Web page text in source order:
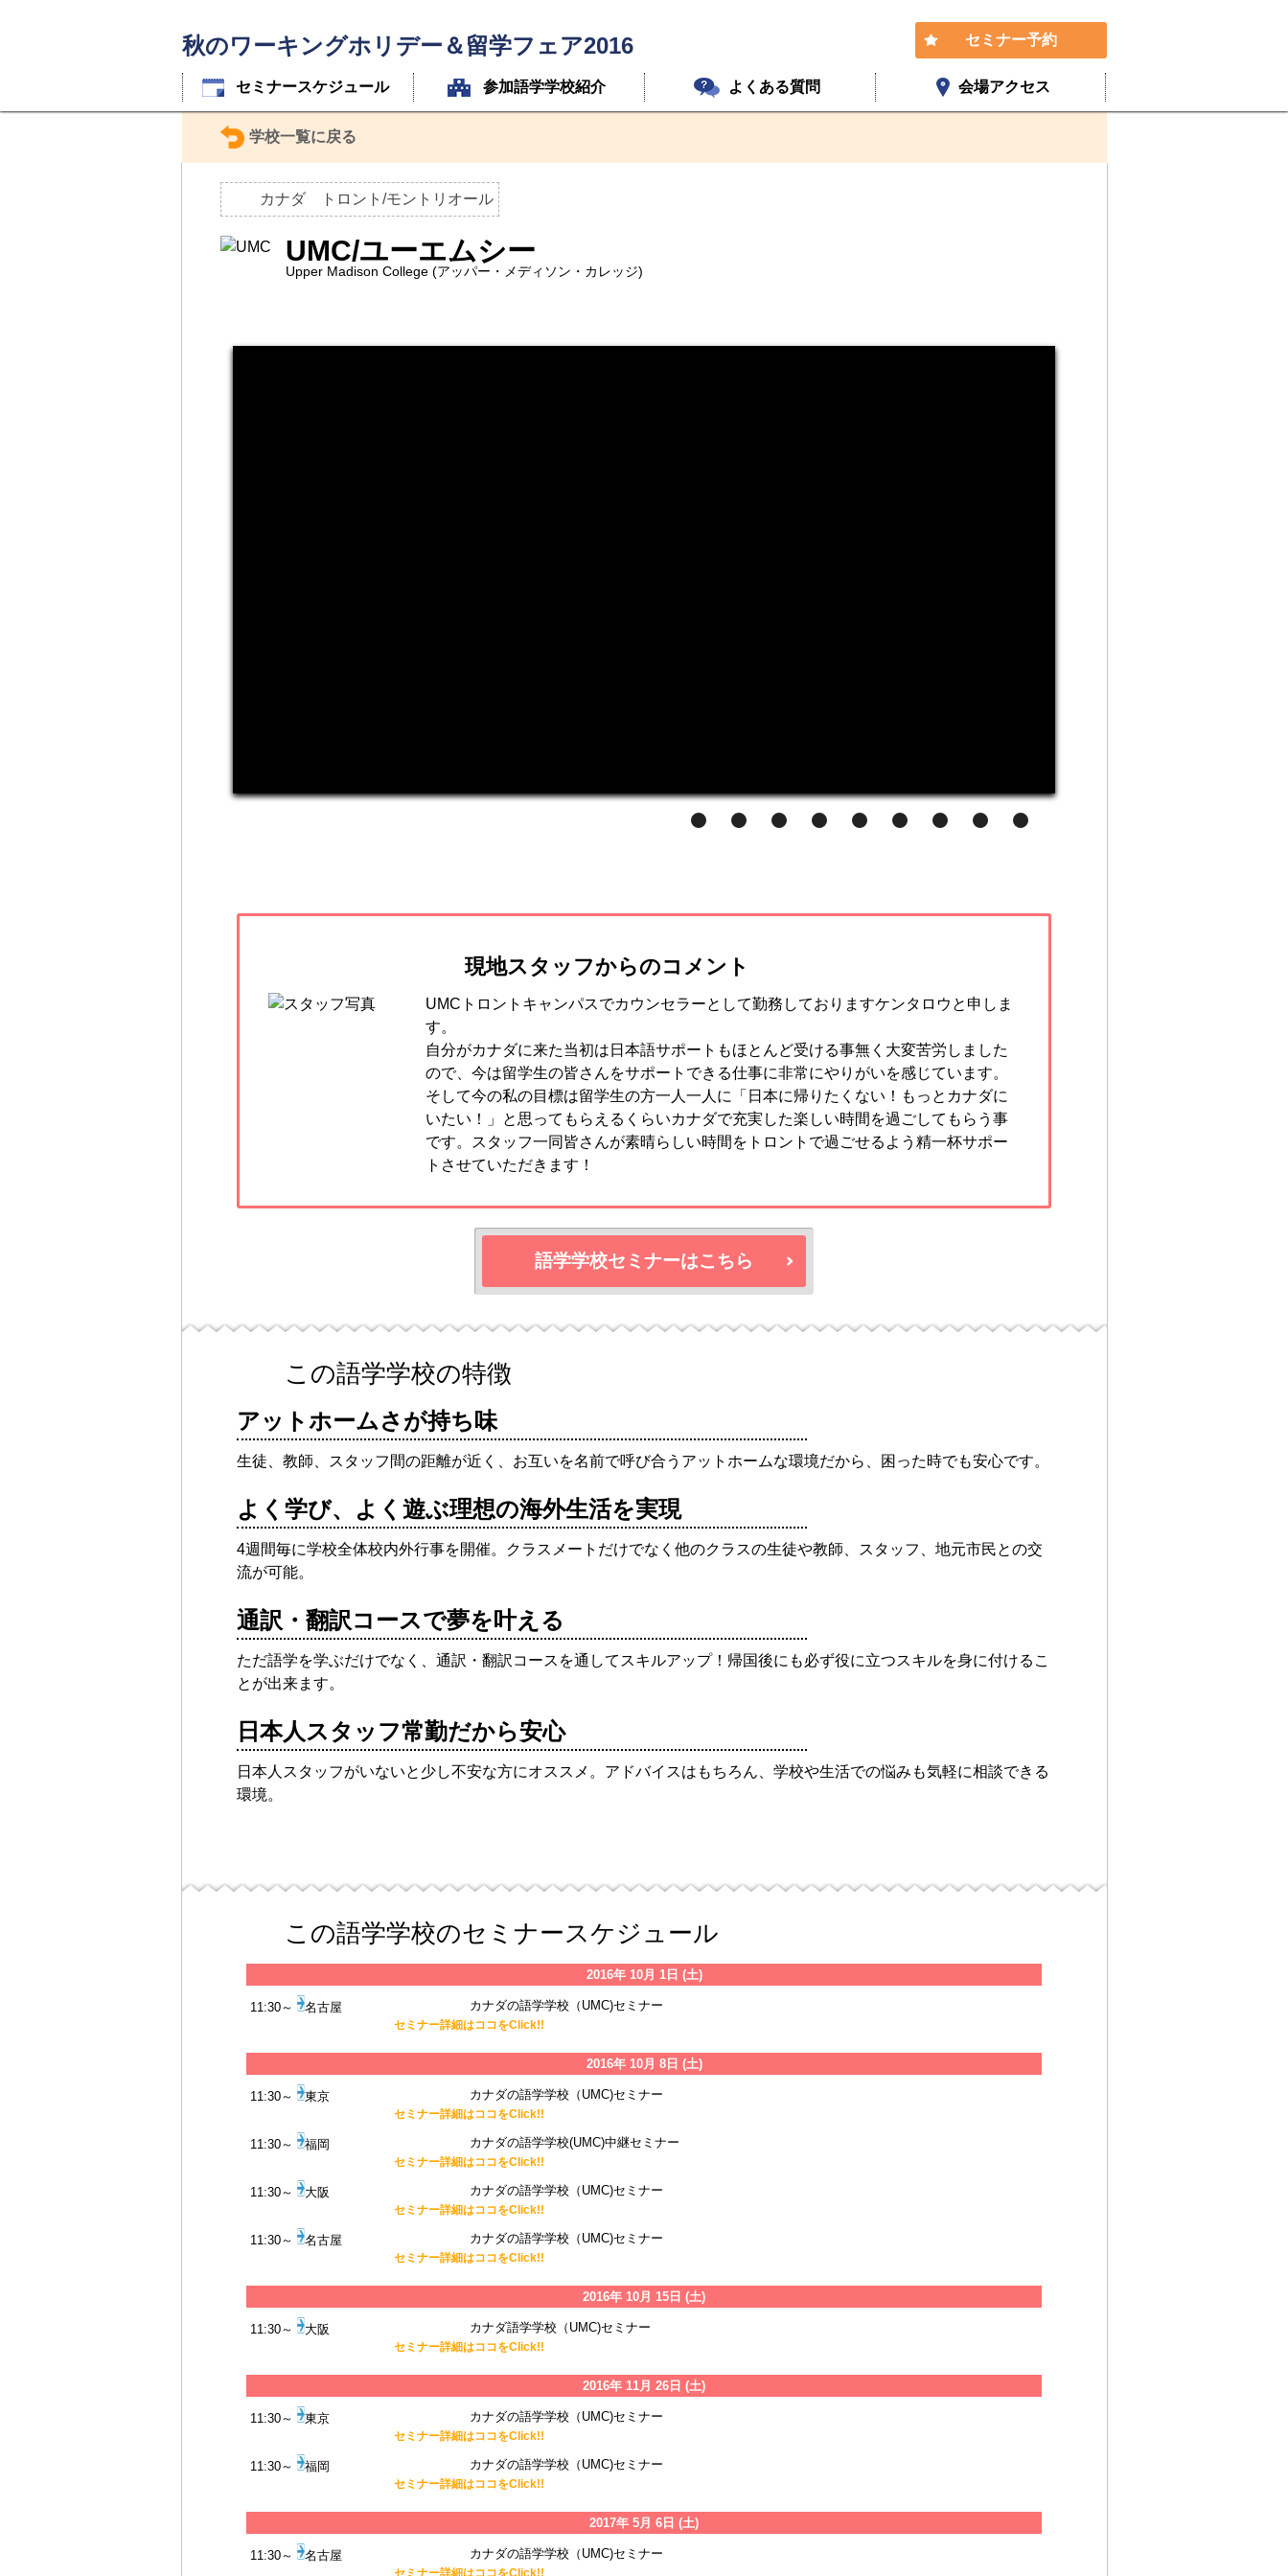
秋のワーキングホリデー＆留学フェア2016 セミナー予約
セミナースケジュール 参加語学学校紹介 よくある質問 会場アクセス
学校一覧に戻る
カナダ トロント/モントリオール
UMC/ユーエムシー
Upper Madison College (アッパー・メディソン・カレッジ)
現地スタッフからのコメント
UMCトロントキャンパスでカウンセラーとして勤務しておりますケンタロウと申しま
す。
自分がカナダに来た当初は日本語サポートもほとんど受ける事無く大変苦労しました
ので、今は留学生の皆さんをサポートできる仕事に非常にやりがいを感じています。
そして今の私の目標は留学生の方一人一人に「日本に帰りたくない！もっとカナダに
いたい！」と思ってもらえるくらいカナダで充実した楽しい時間を過ごしてもらう事
です。スタッフ一同皆さんが素晴らしい時間をトロントで過ごせるよう精一杯サポー
トさせていただきます！
語学学校セミナーはこちら
この語学学校の特徴
アットホームさが持ち味
生徒、教師、スタッフ間の距離が近く、お互いを名前で呼び合うアットホームな環境だから、困った時でも安心です。
よく学び、よく遊ぶ理想の海外生活を実現
4週間毎に学校全体校内外行事を開催。クラスメートだけでなく他のクラスの生徒や教師、スタッフ、地元市民との交
流が可能。
通訳・翻訳コースで夢を叶える
ただ語学を学ぶだけでなく、通訳・翻訳コースを通してスキルアップ！帰国後にも必ず役に立つスキルを身に付けるこ
とが出来ます。
日本人スタッフ常勤だから安心
日本人スタッフがいないと少し不安な方にオススメ。アドバイスはもちろん、学校や生活での悩みも気軽に相談できる
環境。
この語学学校のセミナースケジュール
2016年 10月 1日 (土)
11:30～ 名古屋 カナダの語学学校（UMC)セミナー
セミナー詳細はココをClick!!
2016年 10月 8日 (土)
11:30～ 東京 カナダの語学学校（UMC)セミナー
セミナー詳細はココをClick!!
11:30～ 福岡 カナダの語学学校(UMC)中継セミナー
セミナー詳細はココをClick!!
11:30～ 大阪 カナダの語学学校（UMC)セミナー
セミナー詳細はココをClick!!
11:30～ 名古屋 カナダの語学学校（UMC)セミナー
セミナー詳細はココをClick!!
2016年 10月 15日 (土)
11:30～ 大阪 カナダ語学学校（UMC)セミナー
セミナー詳細はココをClick!!
2016年 11月 26日 (土)
11:30～ 東京 カナダの語学学校（UMC)セミナー
セミナー詳細はココをClick!!
11:30～ 福岡 カナダの語学学校（UMC)セミナー
セミナー詳細はココをClick!!
2017年 5月 6日 (土)
11:30～ 名古屋 カナダの語学学校（UMC)セミナー
セミナー詳細はココをClick!!